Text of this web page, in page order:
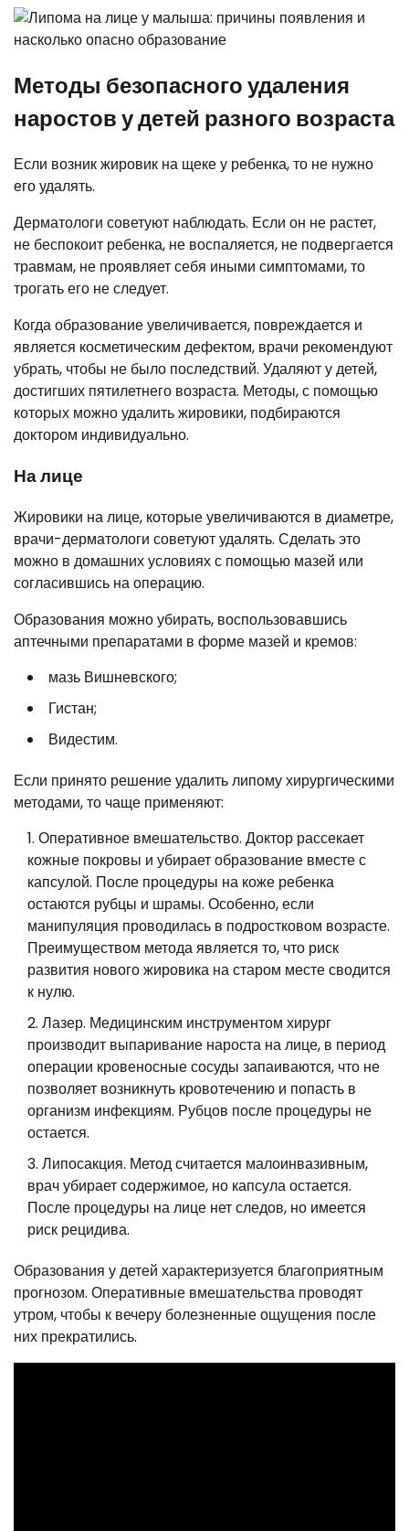
Методы безопасного удаления
наростов у детей разного возраста
Если возник жировик на щеке у ребенка, то не нужно
его удалять.
Дерматологи советуют наблюдать. Если он не растет,
не беспокоит ребенка, не воспаляется, не подвергается
травмам, не проявляет себя иными симптомами, то
трогать его не следует.
Когда образование увеличивается, повреждается и
является косметическим дефектом, врачи рекомендуют
убрать, чтобы не было последствий. Удаляют у детей,
достигших пятилетнего возраста. Методы, с помощью
которых можно удалить жировики, подбираются
доктором индивидуально.
На лице
Жировики на лице, которые увеличиваются в диаметре,
врачи-дерматологи советуют удалять. Сделать это
можно в домашних условиях с помощью мазей или
согласившись на операцию.
Образования можно убирать, воспользовавшись
аптечными препаратами в форме мазей и кремов:
мазь Вишневского;
Гистан;
Видестим.
Если принято решение удалить липому хирургическими
методами, то чаще применяют:
Оперативное вмешательство. Доктор рассекает
кожные покровы и убирает образование вместе с
капсулой. После процедуры на коже ребенка
остаются рубцы и шрамы. Особенно, если
манипуляция проводилась в подростковом возрасте.
Преимуществом метода является то, что риск
развития нового жировика на старом месте сводится
к нулю.
Лазер. Медицинским инструментом хирург
производит выпаривание нароста на лице, в период
операции кровеносные сосуды запаиваются, что не
позволяет возникнуть кровотечению и попасть в
организм инфекциям. Рубцов после процедуры не
остается.
Липосакция. Метод считается малоинвазивным,
врач убирает содержимое, но капсула остается.
После процедуры на лице нет следов, но имеется
риск рецидива.
Образования у детей характеризуется благоприятным
прогнозом. Оперативные вмешательства проводят
утром, чтобы к вечеру болезненные ощущения после
них прекратились.